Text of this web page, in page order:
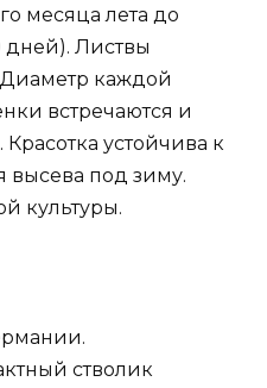
месяца лета до
дней). Листвы
каждой
встречаются и
устойчива к
высева под зиму.
культуры.
стволик